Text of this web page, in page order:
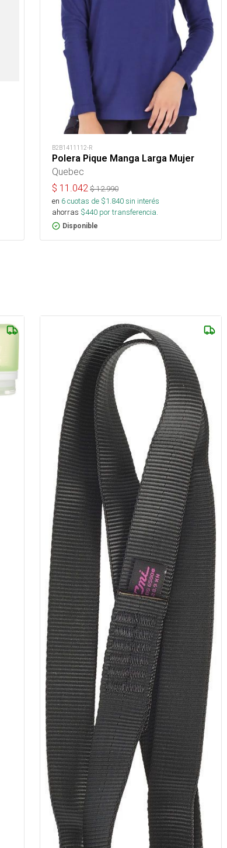
B2B1411112-R
Polera Pique Manga Larga Mujer
Quebec
$ 11.042 $12.990
en 6cuotas de $1.840sin interés
ahorras $440 por transferencia.
Disponible